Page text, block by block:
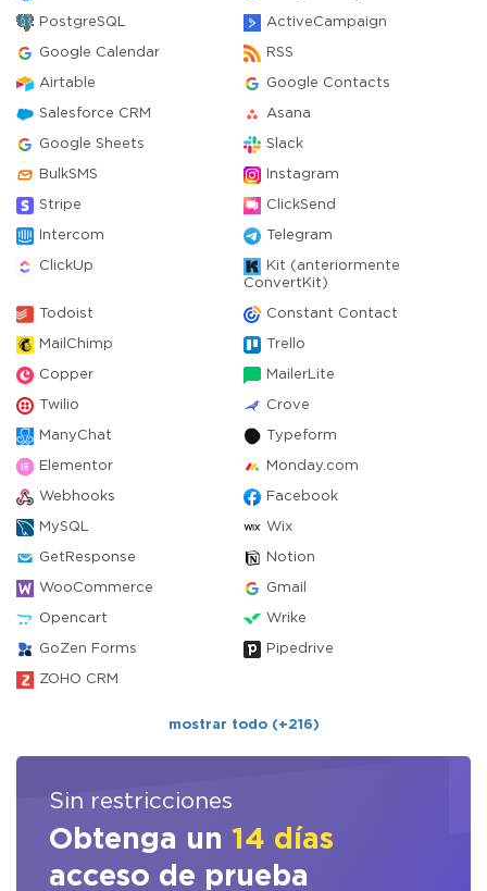
PostgreSQL ActiveCampaign
Google Calendar RSS
Airtable Google Contacts
Salesforce CRM Asana
Google Sheets Slack
BulkSMS Instagram
Stripe ClickSend
Intercom Telegram
ClickUp
Kit (anteriormente
ConvertKit)
Todoist Constant Contact
MailChimp Trello
Copper MailerLite
Twilio Crove
ManyChat Typeform
Elementor Monday.com
Webhooks Facebook
MySQL Wix
GetResponse Notion
WooCommerce Gmail
Opencart Wrike
GoZen Forms Pipedrive
ZOHO CRM
mostrar todo (+216)
Sin restricciones
Obtenga un 14 días
acceso de prueba